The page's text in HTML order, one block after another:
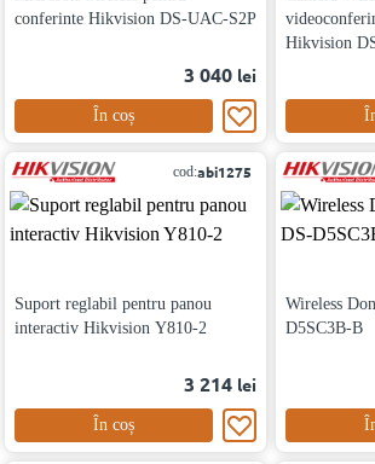
conferinte Hikvision DS-UAC-S2P
3 040 lei
În coș
Hikvision
cod:abi1275
Suport reglabil pentru panou
interactiv Hikvision Y810-2
3 214 lei
În coș
Wireless
D5SC3B-B